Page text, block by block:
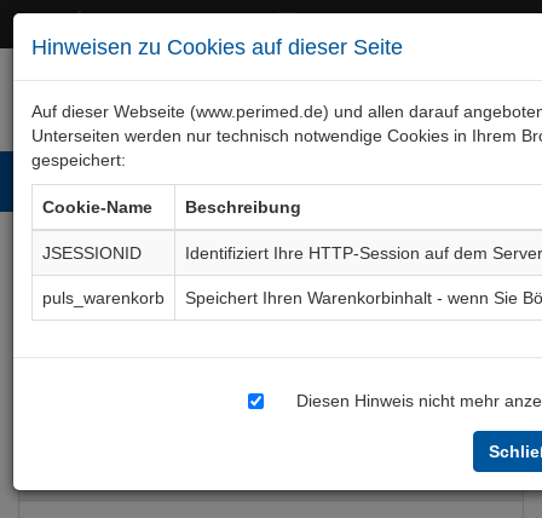
Hinweisen zu Cookies auf dieser Seite
Auf dieser Webseite (www.perimed.de) und allen darauf
Unterseiten werden nur technisch notwendige Cookies in Ihrem
gespeichert:
Cookie-Name
Beschreibung
JSESSIONID
Identifiziert Ihre HTTP-Session auf dem Server
puls_warenkorb
Speichert Ihren Warenkorbinhalt - wenn Sie
Diesen Hinweis nicht mehr
Nierenbeckenplastik
AufklärungsbogenUrOp060De